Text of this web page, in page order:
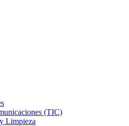
(TIC)
Limpieza